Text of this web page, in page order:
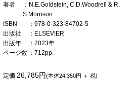
著者
：N.E.Goldstein, C.D.Woodrell & R.
S.Morrison
ISBN
：978-0-323-84702-5
出版社
：ELSEVIER
出版年
：2023年
ページ数 ：712pp.
定価26,785円(本体24,350円 ＋ 税)